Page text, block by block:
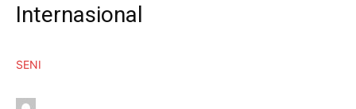
Internasional
SENI